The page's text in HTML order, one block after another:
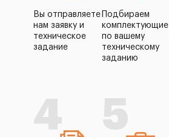
Вы отправляете
нам заявку и
техническое
задание
Подбираем
комплектующие
по вашему
техническому
заданию
4 5